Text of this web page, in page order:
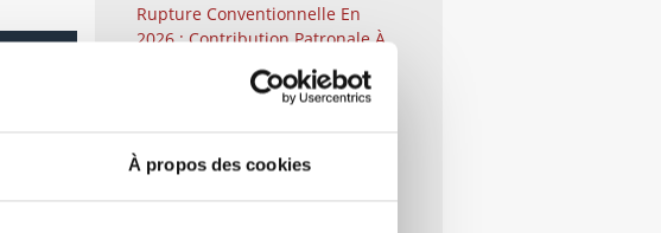
À propos des cookies
Rupture Conventionnelle En
2026 : Contribution Patronale À
Comment Contester Un Refus,
Un Retrait Ou Un Retard De
Versement D’une Aide Publique
Lorsque Vous Êtes Une
Entreprise ?